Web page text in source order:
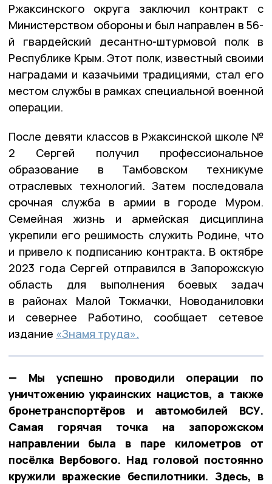
Ржаксинского округа заключил контракт с
Министерством обороны и был направлен в 56-
й гвардейский десантно-штурмовой полк в
Республике Крым. Этот полк, известный своими
наградами и казачьими традициями, стал его
местом службы в рамках специальной военной
операции.
После девяти классов в Ржаксинской школе №
2 Сергей получил профессиональное
образование в Тамбовском техникуме
отраслевых технологий. Затем последовала
срочная служба в армии в городе Муром.
Семейная жизнь и армейская дисциплина
укрепили его решимость служить Родине, что
и привело к подписанию контракта. В октябре
2023 года Сергей отправился в Запорожскую
область для выполнения боевых задач
в районах Малой Токмачки, Новоданиловки
и севернее Работино, сообщает сетевое
издание «Знамя труда».
— Мы успешно проводили операции по
уничтожению украинских нацистов, а также
бронетранспортёров и автомобилей ВСУ.
Самая горячая точка на запорожском
направлении была в паре километров от
посёлка Вербового. Над головой постоянно
кружили вражеские беспилотники. Здесь, в